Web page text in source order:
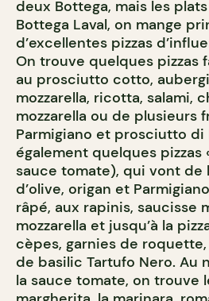
deux Bottega, mais les
Bottega Laval, on mange
d’excellentes pizzas
On trouve quelques pizzas
au prosciutto cotto,
mozzarella, ricotta, salami,
mozzarella ou de plusieurs
Parmigiano et prosciutto di
également quelques pizzas
sauce tomate), qui vont de
d’olive, origan et
râpé, aux rapinis, saucisse
mozzarella et jusqu’à la
cèpes, garnies de roquette,
de basilic Tartufo Nero. Au
la sauce tomate, on trouve